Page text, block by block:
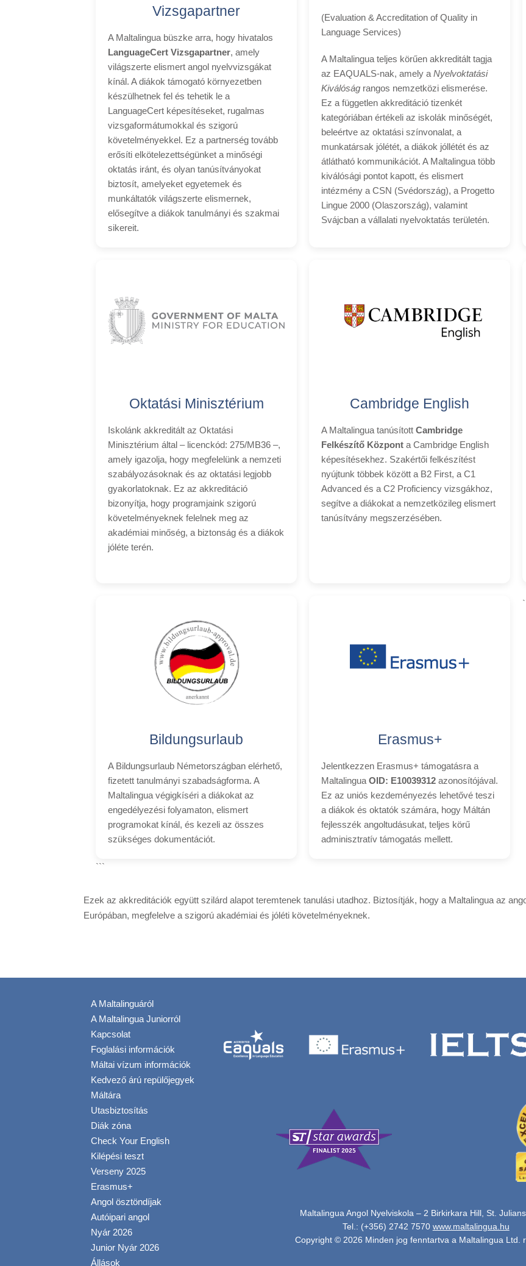
Vizsgapartner
A Maltalingua büszke arra, hogy hivatalos
LanguageCert Vizsgapartner, amely
világszerte elismert angol nyelvvizsgákat
kínál. A diákok támogató környezetben
készülhetnek fel és tehetik le a
LanguageCert képesítéseket, rugalmas
vizsgaformátumokkal és szigorú
követelményekkel. Ez a partnerség tovább
erősíti elkötelezettségünket a minőségi
oktatás iránt, és olyan tanúsítványokat
biztosít, amelyeket egyetemek és
munkáltatók világszerte elismernek,
elősegítve a diákok tanulmányi és szakmai
sikereit.
(Evaluation & Accreditation of Quality in
Language Services)
A Maltalingua teljes körűen akkreditált tagja
az EAQUALS-nak, amely a Nyelvoktatási
Kiválóság rangos nemzetközi elismerése.
Ez a független akkreditáció tizenkét
kategóriában értékeli az iskolák minőségét,
beleértve az oktatási színvonalat, a
munkatársak jólétét, a diákok jóllétét és az
átlátható kommunikációt. A Maltalingua több
kiválósági pontot kapott, és elismert
intézmény a CSN (Svédország), a Progetto
Lingue 2000 (Olaszország), valamint
Svájcban a vállalati nyelvoktatás területén.
Oktatási Minisztérium
Iskolánk akkreditált az Oktatási
Minisztérium által – licenckód: 275/MB36 –,
amely igazolja, hogy megfelelünk a nemzeti
szabályozásoknak és az oktatási legjobb
gyakorlatoknak. Ez az akkreditáció
bizonyítja, hogy programjaink szigorú
követelményeknek felelnek meg az
akadémiai minőség, a biztonság és a diákok
jóléte terén.
Cambridge English
A Maltalingua tanúsított Cambridge
Felkészítő Központ a Cambridge English
képesítésekhez. Szakértői felkészítést
nyújtunk többek között a B2 First, a C1
Advanced és a C2 Proficiency vizsgákhoz,
segítve a diákokat a nemzetközileg elismert
tanúsítvány megszerzésében.
Bildungsurlaub
A Bildungsurlaub Németországban elérhető,
fizetett tanulmányi szabadságforma. A
Maltalingua végigkíséri a diákokat az
engedélyezési folyamaton, elismert
programokat kínál, és kezeli az összes
szükséges dokumentációt.
Erasmus+
Jelentkezzen Erasmus+ támogatásra a
Maltalingua OID: E10039312 azonosítójával.
Ez az uniós kezdeményezés lehetővé teszi
a diákok és oktatók számára, hogy Máltán
fejlesszék angoltudásukat, teljes körű
adminisztratív támogatás mellett.
```
Ezek az akkreditációk együtt szilárd alapot teremtenek tanulási utadhoz. Biztosítják, hogy a Maltalingua az
Európában, megfelelve a szigorú akadémiai és jóléti követelményeknek.
A Maltalinguáról
A Maltalingua Juniorról
Kapcsolat
Foglalási információk
Máltai vízum információk
Kedvező árú repülőjegyek
Máltára
Utasbiztosítás
Diák zóna
Check Your English
Kilépési teszt
Verseny 2025
Erasmus+
Angol ösztöndíjak
Autóipari angol
Nyár 2026
Junior Nyár 2026
Állások
Maltalingua Angol Nyelviskola – 2 Birkirkara Hill, St.
Tel.: (+356) 2742 7570 www.maltalingua.hu
Copyright © 2026 Minden jog fenntartva a Maltalingua Ltd.